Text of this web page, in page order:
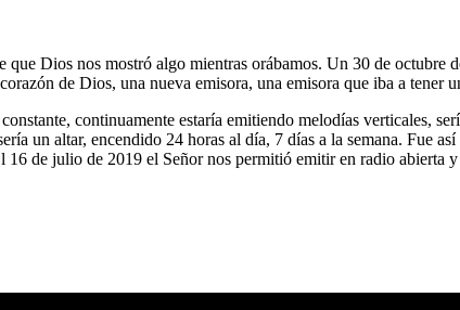
que Dios nos mostró algo mientras orábamos. Un 30 de
de Dios, una nueva emisora, una emisora que iba a tener
continuamente estaría emitiendo melodías verticales,
un altar, encendido 24 horas al día, 7 días a la semana. Fue
16 de julio de 2019 el Señor nos permitió emitir en radio abierta